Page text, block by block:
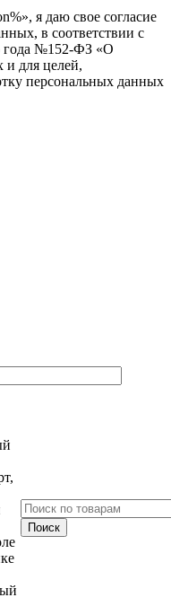
я даю свое согласие
в соответствии с
года №152-ФЗ «О
и для целей,
персональных данных